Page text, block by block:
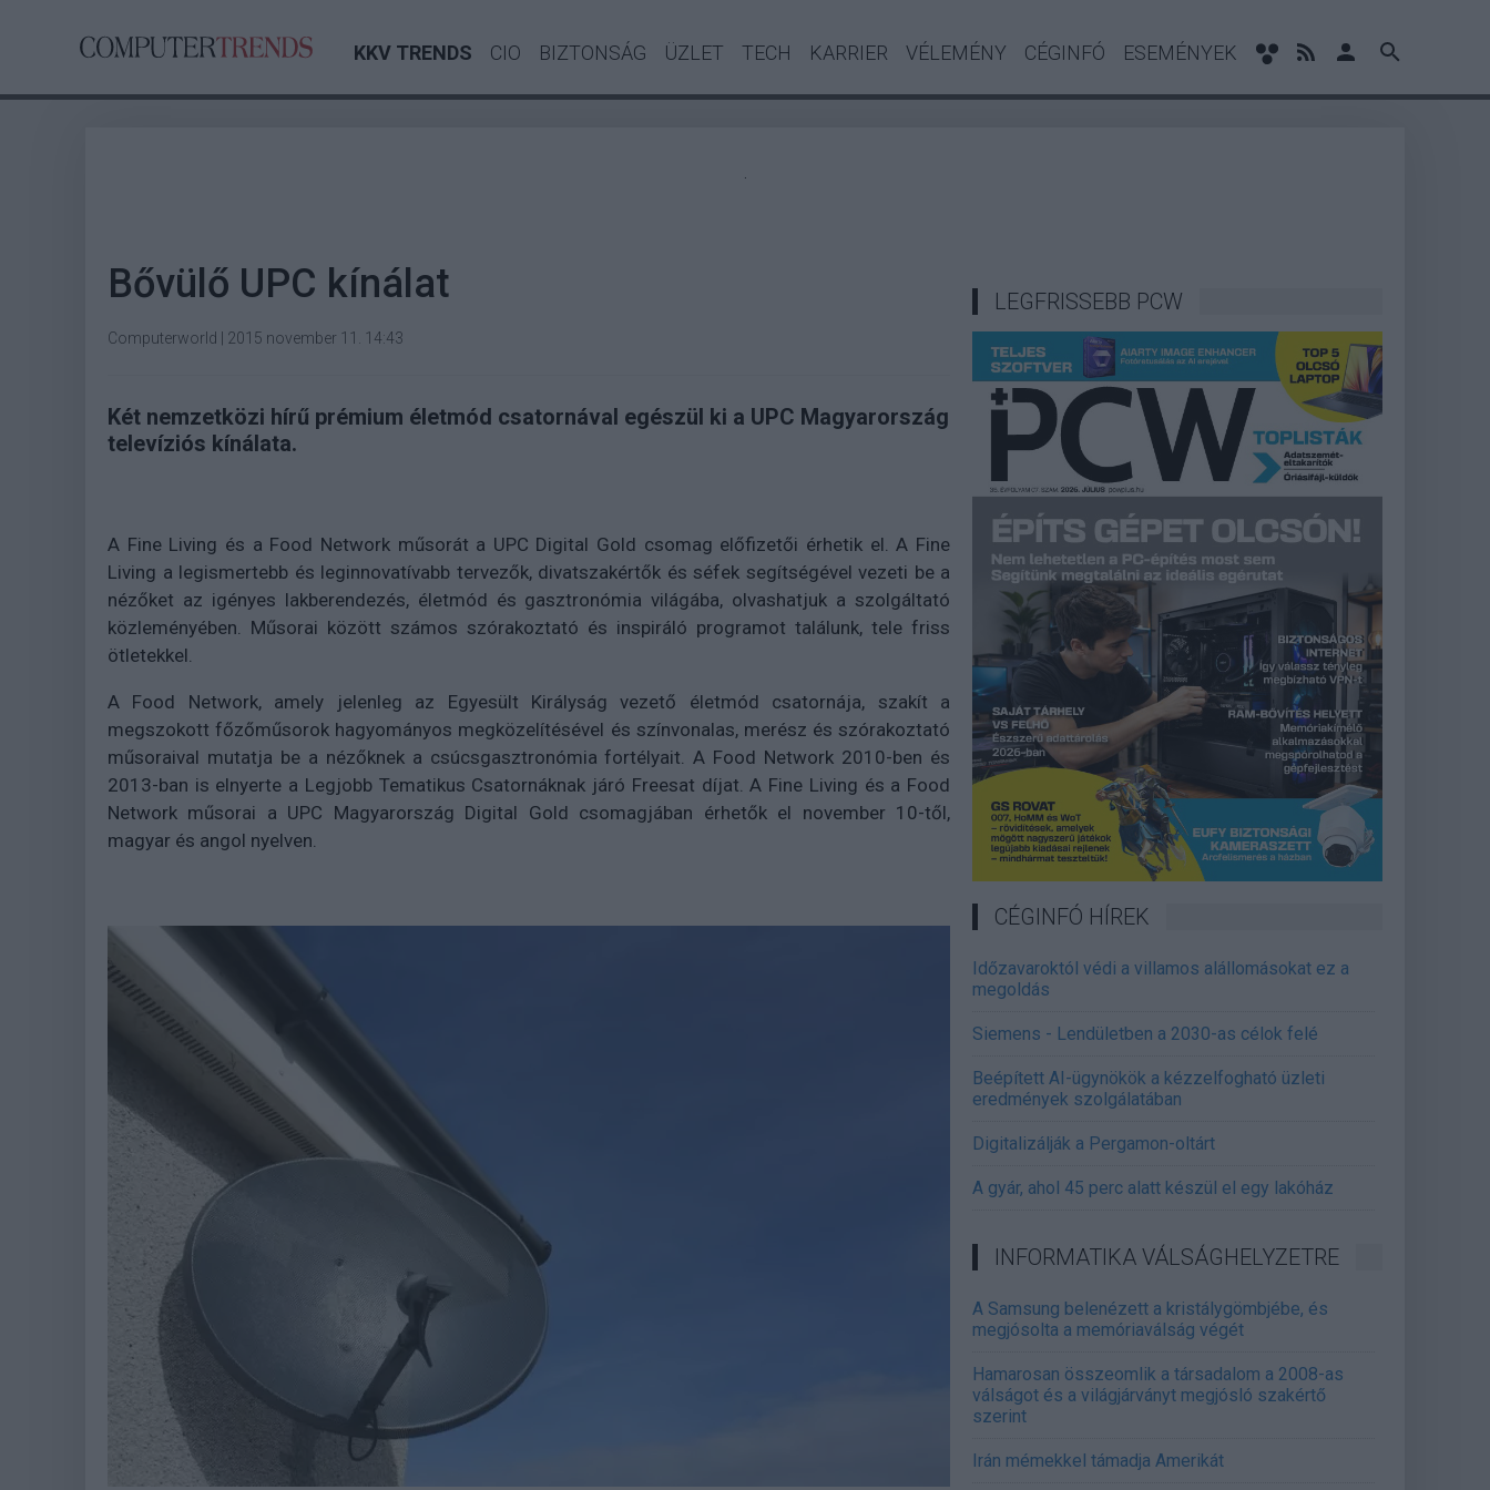
KKV TRENDS CIO BIZTONSÁG ÜZLET TECH KARRIER VÉLEMÉNY CÉGINFÓ ESEMÉNYEK
Bővülő UPC kínálat
Computerworld 2015 november 11. 14:43
Két nemzetközi hírű prémium életmód csatornával egészül ki a UPC Magyarország
televíziós kínálata.
A Fine Living és a Food Network műsorát a UPC Digital Gold csomag előfizetői érhetik el. A Fine
Living a legismertebb és leginnovatívabb tervezők, divatszakértők és séfek segítségével vezeti be a
nézőket az igényes lakberendezés, életmód és gasztronómia világába, olvashatjuk a szolgáltató
közleményében. Műsorai között számos szórakoztató és inspiráló programot találunk, tele friss
ötletekkel.
A Food Network, amely jelenleg az Egyesült Királyság vezető életmód csatornája, szakít a
megszokott főzőműsorok hagyományos megközelítésével és színvonalas, merész és szórakoztató
műsoraival mutatja be a nézőknek a csúcsgasztronómia fortélyait. A Food Network 2010-ben és
2013-ban is elnyerte a Legjobb Tematikus Csatornáknak járó Freesat díjat. A Fine Living és a Food
Network műsorai a UPC Magyarország Digital Gold csomagjában érhetők el november 10-től,
magyar és angol nyelven.
LEGFRISSEBB PCW
CÉGINFÓ HÍREK
Időzavaroktól védi a villamos alállomásokat ez a
megoldás
Siemens - Lendületben a 2030-as célok felé
Beépített AI-ügynökök a kézzelfogható üzleti
eredmények szolgálatában
Digitalizálják a Pergamon-oltárt
A gyár, ahol 45 perc alatt készül el egy lakóház
INFORMATIKA VÁLSÁGHELYZETRE
A Samsung belenézett a kristálygömbjébe, és
megjósolta a memóriaválság végét
Hamarosan összeomlik a társadalom a 2008-as
válságot és a világjárványt megjósló szakértő
szerint
Irán mémekkel támadja Amerikát